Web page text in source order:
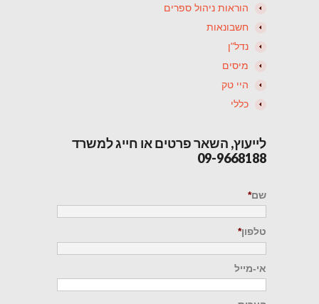
הוראות ניהול ספרים
חשבונאות
נדל"ן
מיסים
היי טק
כללי
לייעוץ, השאר פרטים או חייג למשרד
09-9668188
שם*
טלפון*
אי-מייל